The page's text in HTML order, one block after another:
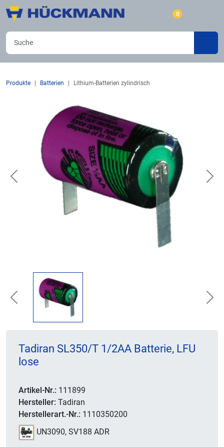
0
Produkte Batterien Lithium-Batterien zylindrisch
Previous
Previous
Tadiran SL350/T 1/2AA Batterie, LFU
lose
Artikel-Nr.: 111899
Hersteller: Tadiran
Herstellerart.-Nr.: 1110350200
UN3090, SV188 ADR